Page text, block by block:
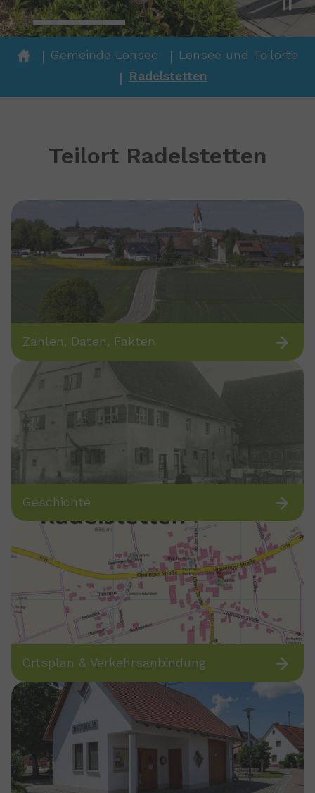
You are here:
Gemeinde Lonsee
Lonsee und Teilorte
Radelstetten
Teilort Radelstetten
Zahlen, Daten, Fakten
Geschichte
Ortsplan & Verkehrsanbindung